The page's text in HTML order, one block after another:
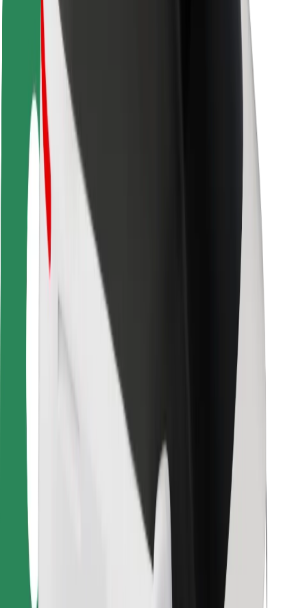
Безпека
Безпека пасажирів
Безпека водіїв
Безпека електросамокатів
Лабораторія безпеки
Міста
Розташування
Міські рішення
Аеропорти
Зарядні станції Bolt
Підтримка
Для пасажирів
Для водіїв
Для кур'єрів
Доставка Bolt Food
Для власників автопарків
Для ресторанів
Bolt for Business
Постачальникам
Правила та Умови